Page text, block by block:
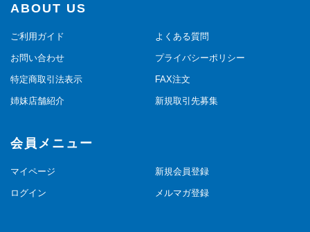
ABOUT US
ご利用ガイド よくある質問
お問い合わせ プライバシーポリシー
特定商取引法表示 FAX注文
姉妹店舗紹介 新規取引先募集
会員メニュー
マイページ 新規会員登録
ログイン メルマガ登録